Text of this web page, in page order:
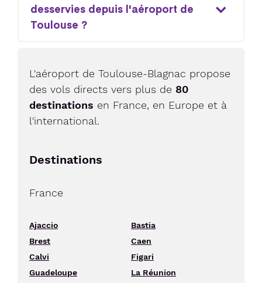
desservies depuis l'aéroport de
Toulouse ?
L'aéroport de Toulouse-Blagnac propose
des vols directs vers plus de 80
destinations en France, en Europe et à
l'international.
Destinations
France
Ajaccio
Bastia
Brest
Caen
Calvi
Figari
Guadeloupe
La Réunion